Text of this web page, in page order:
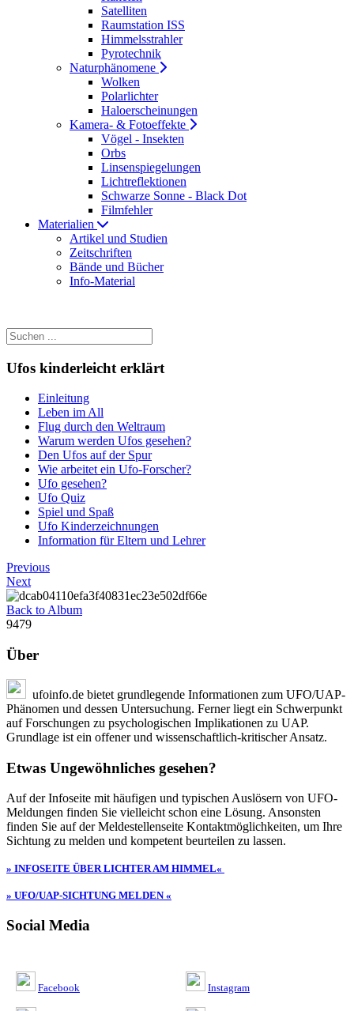
Satelliten
Raumstation ISS
Himmelsstrahler
Pyrotechnik
Naturphänomene
Wolken
Polarlichter
Haloerscheinungen
Kamera- & Fotoeffekte
Vögel - Insekten
Orbs
Linsenspiegelungen
Lichtreflektionen
Schwarze Sonne - Black Dot
Filmfehler
Materialien
Artikel und Studien
Zeitschriften
Bände und Bücher
Info-Material
Ufos kinderleicht erklärt
Einleitung
Leben im All
Flug durch den Weltraum
Warum werden Ufos gesehen?
Den Ufos auf der Spur
Wie arbeitet ein Ufo-Forscher?
Ufo gesehen?
Ufo Quiz
Spiel und Spaß
Ufo Kinderzeichnungen
Information für Eltern und Lehrer
Previous
Next
Back to Album
9479
Über
ufoinfo.de bietet grundlegende Informationen zum UFO/UAP-
Phänomen und dessen Untersuchung. Ferner liegt ein Schwerpunkt
auf Forschungen zu psychologischen Implikationen zu UAP.
Grundlage ist ein offener und wissenschaftlich-kritischer Ansatz.
Etwas Ungewöhnliches gesehen?
Auf der Infoseite mit häufigen und typischen Auslösern von UFO-
Meldungen finden Sie vielleicht schon eine Lösung. Ansonsten
finden Sie auf der Meldestellenseite Kontaktmöglichkeiten, um Ihre
Sichtung zu melden und kompetent beurteilen zu lassen.
» INFOSEITE ÜBER LICHTER AM HIMMEL«
» UFO/UAP-SICHTUNG MELDEN «
Social Media
Facebook Instagram